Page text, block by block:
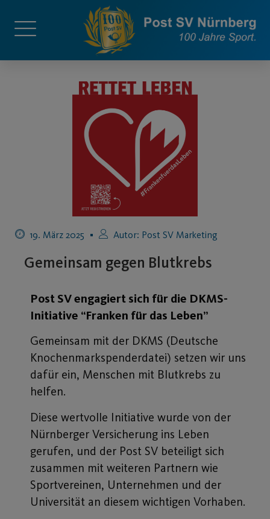
19. März 2025 Autor: Post SV Marketing
Gemeinsam gegen Blutkrebs
Post SV engagiert sich für die DKMS-
Initiative “Franken für das Leben”
Gemeinsam mit der DKMS (Deutsche
Knochenmarkspenderdatei) setzen wir uns
dafür ein, Menschen mit Blutkrebs zu
helfen.
Diese wertvolle Initiative wurde von der
Nürnberger Versicherung ins Leben
gerufen, und der Post SV beteiligt sich
zusammen mit weiteren Partnern wie
Sportvereinen, Unternehmen und der
Universität an diesem wichtigen Vorhaben.